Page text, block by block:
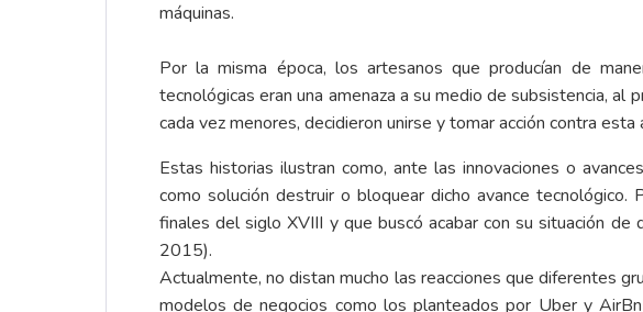
máquinas.
Por la misma época, los artesanos que producían de
tecnológicas eran una amenaza a su medio de subsistencia,
cada vez menores, decidieron unirse y tomar acción contra
Estas historias ilustran como, ante las innovaciones o
como solución destruir o bloquear dicho avance
finales del siglo XVIII y que buscó acabar con su situación
2015).
Actualmente, no distan mucho las reacciones que diferentes
modelos de negocios como los planteados por Uber y